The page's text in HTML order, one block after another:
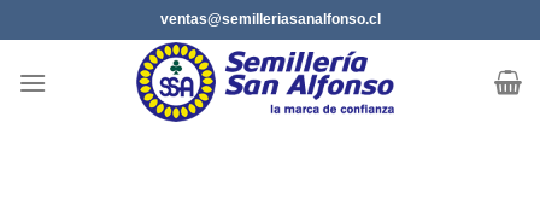
al
contenido
ventas@semilleriasanalfonso.cl